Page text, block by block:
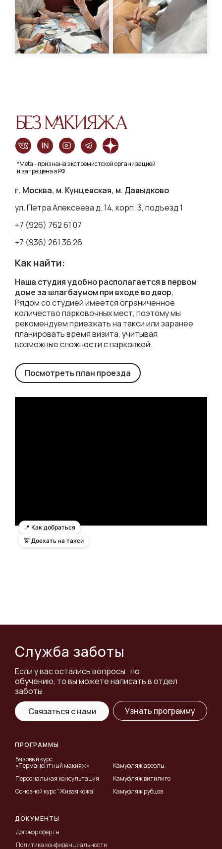
+7 (936) 261 36 26
+7 (926) 762 61 07
Наша студия удобно располагается в первом
доме за шлагбаумом при входе во двор.
Рядом со студией имеется ограниченное
количество парковочных мест, поэтому мы
рекомендуем приезжать на такси или заранее
планировать время визита, учитывая
возможные сложности с парковкой.
ул. Петра Алексеева д. 14, корп. 3, подъезд 1
Как найти:
г. Москва, м. Кунцевская, м. Давыдково
📍 Как добраться
🚖 Доехать на такси
Посмотреть план проезда
*Meta - признана экстремистской организацией
и запрещена в РФ
ДОКУМЕНТЫ
Договор оферты
Политика конфиденциальности
Камуфляж рубцов
Основной курс “Живая кожа”
Камуфляж витилиго
Камуфляж ареолы
Персональная консультация
Базовый курс
«Перманентный макияж»
ПРОГРАММЫ
Узнать программу
Связаться с нами
Если у вас остались вопросы по
обучению, то вы можете написать в отдел
заботы
Служба заботы